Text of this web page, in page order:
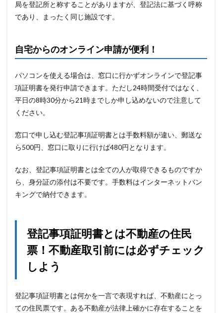
局を登記所と称することがありますが、登記法に基づく呼称
であり、まったく同じ施設です。
自宅からのオンライン申請が便利！
パソコンを使える場合は、窓口に行かずオンラインで登記事
項証明書を発行申請できます。ただし24時間受付ではなく、
平日の8時30分から21時までしか申し込めないので注意して
ください。
窓口で申し込む登記事項証明書とは手数料額が違い、郵送な
ら500円、窓口に取りに行けば480円となります。
なお、登記事項証明書とは全ての人が取得できるものですか
ら、身分証の添付は不要です。手数料はインターネットバン
キングで納付できます。
登記事項証明書とは不動産の住民
票！不動産取引前には必ずチェック
しよう
登記事項証明書とは何かを一言で表現すれば、不動産にとっ
ての住民票です。ある不動産が法律上確かに存在することを